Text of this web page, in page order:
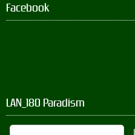
Facebook
LAN_180 Paradism